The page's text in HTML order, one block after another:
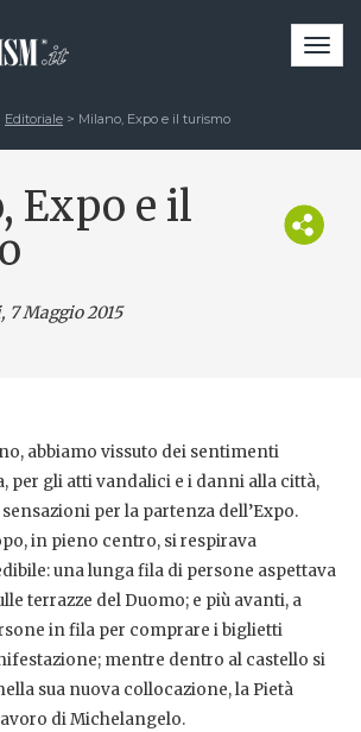
Editoriale > Milano, Expo e il turismo
Expo e il
, 7 Maggio 2015
abbiamo vissuto dei sentimenti
per gli atti vandalici e i danni alla città,
per la partenza dell’Expo.
in pieno centro, si respirava
una lunga fila di persone aspettava
terrazze del Duomo; e più avanti, a
in fila per comprare i biglietti
mentre dentro al castello si
sua nuova collocazione, la Pietà
di Michelangelo.